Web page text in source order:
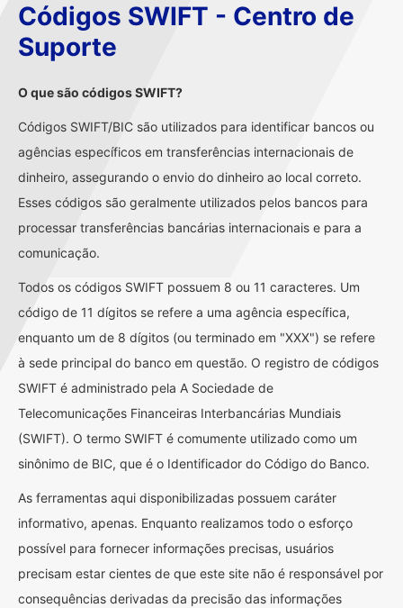
Códigos SWIFT - Centro de
Suporte
O que são códigos SWIFT?
Códigos SWIFT/BIC são utilizados para identificar bancos ou
agências específicos em transferências internacionais de
dinheiro, assegurando o envio do dinheiro ao local correto.
Esses códigos são geralmente utilizados pelos bancos para
processar transferências bancárias internacionais e para a
comunicação.
Todos os códigos SWIFT possuem 8 ou 11 caracteres. Um
código de 11 dígitos se refere a uma agência específica,
enquanto um de 8 dígitos (ou terminado em "XXX") se refere
à sede principal do banco em questão. O registro de códigos
SWIFT é administrado pela A Sociedade de
Telecomunicações Financeiras Interbancárias Mundiais
(SWIFT). O termo SWIFT é comumente utilizado como um
sinônimo de BIC, que é o Identificador do Código do Banco.
As ferramentas aqui disponibilizadas possuem caráter
informativo, apenas. Enquanto realizamos todo o esforço
possível para fornecer informações precisas, usuários
precisam estar cientes de que este site não é responsável por
consequências derivadas da precisão das informações